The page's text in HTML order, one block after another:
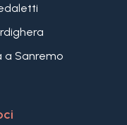
a Sanremo